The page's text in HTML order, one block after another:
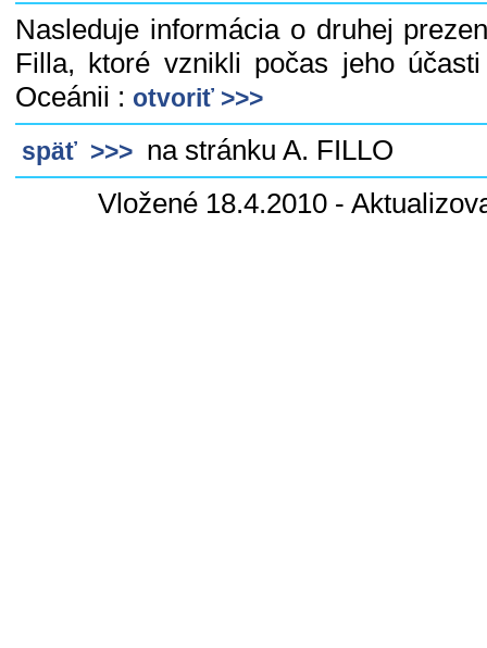
Nasleduje informácia o druhej
Filla, ktoré vznikli počas jeho
Oceánii : otvoriť >>>
späť >>> na stránku A. FILLO
Vložené 18.4.2010 -